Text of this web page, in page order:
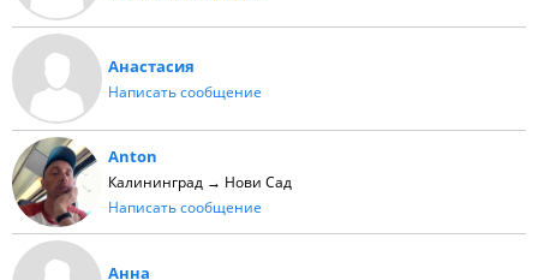
Анастасия
Написать сообщение
Anton
Калининград → Нови Сад
Написать сообщение
Анна